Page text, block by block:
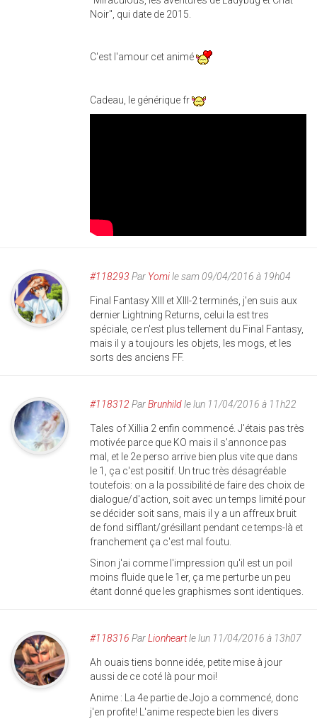
Noir", qui date de 2015.
C'est l'amour cet animé
Cadeau, le générique fr
#118293 Par Yomile sam 09/04/2016 à 19h04
Final Fantasy XIII et XIII-2 terminés, j'en suis aux
dernier Lightning Returns, celui la est tres
spéciale, ce n'est plus tellement du Final Fantasy,
mais il y a toujours les objets, les mogs, et les
sorts des anciens FF.
#118312 ParBrunhildle lun 11/04/2016 à 11h22
Tales of Xillia 2 enfin commencé. J'étais pas très
motivée parce que KO mais il s'annonce pas
mal, et le 2e perso arrive bien plus vite que dans
le 1, ça c'est positif. Un truc très désagréable
toutefois: on a la possibilité de faire des choix de
dialogue/d'action, soit avec un temps limité pour
se décider soit sans, mais il y a un affreux bruit
de fond sifflant/grésillant pendant ce temps-là et
franchement ça c'est mal foutu.
Sinon j'ai comme l'impression qu'il est un poil
moins fluide que le 1er, ça me perturbe un peu
étant donné que les graphismes sont identiques.
#118316 ParLionheartle lun 11/04/2016 à 13h07
Ah ouais tiens bonne idée, petite mise à jour
aussi de ce coté là pour moi!
Anime : La 4e partie de Jojo a commencé, donc
j'en profite! L'anime respecte bien les divers